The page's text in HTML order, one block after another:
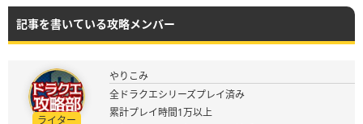
記事を書いている攻略メンバー
ライター
やりこみ
全ドラクエシリーズプレイ済み
累計プレイ時間1万以上